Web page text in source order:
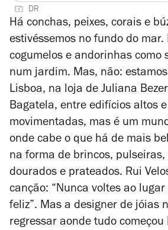
DR
Há conchas, peixes, corais e
estivéssemos no fundo do mar.
cogumelos e andorinhas como
num jardim. Mas, não:
Lisboa, na loja de Juliana
Bagatela, entre edifícios altos
movimentadas, mas é um
onde cabe o que há de mais
na forma de brincos, pulseiras,
dourados e prateados. Rui
canção: “Nunca voltes ao
feliz”. Mas a designer de jóias
regressar aonde tudo começou